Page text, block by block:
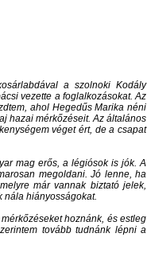
a szolnoki Kodály
vezette a foglalkozásokat. Az
ahol Hegedűs Marika néni
hazai mérkőzéseit. Az általános
véget ért, de a csapat
mag erős, a légiósok is jók. A
megoldani. Jó lenne, ha
már vannak biztató jelek,
nála hiányosságokat.
hoznánk, és estleg
tovább tudnánk lépni a